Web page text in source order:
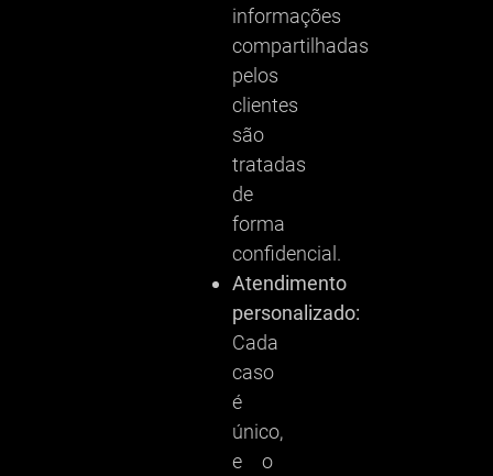
informações
compartilhadas
pelos
clientes
são
tratadas
de
forma
confidencial.
Atendimento
personalizado:
Cada
caso
é
único,
e o